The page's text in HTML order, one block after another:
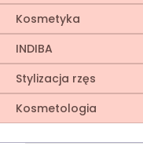
Kosmetyka
INDIBA
Stylizacja rzęs
Kosmetologia